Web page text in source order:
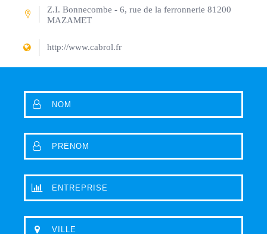
Z.I. Bonnecombe - 6, rue de la ferronnerie 81200
MAZAMET
http://www.cabrol.fr